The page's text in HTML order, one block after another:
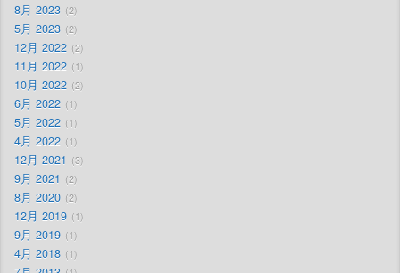
8月 2023 2
5月 2023 2
12月 2022 2
11月 2022 1
10月 2022 2
6月 2022 1
5月 2022 1
4月 2022 1
12月 2021 3
9月 2021 2
8月 2020 2
12月 2019 1
9月 2019 1
4月 2018 1